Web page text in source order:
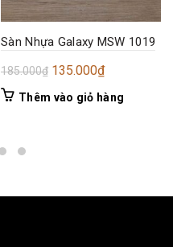
Sàn Nhựa Galaxy MSW 1019
185.000₫ Giá
gốc
135.000₫Giá
hiện
Thêm vào giỏ hàng